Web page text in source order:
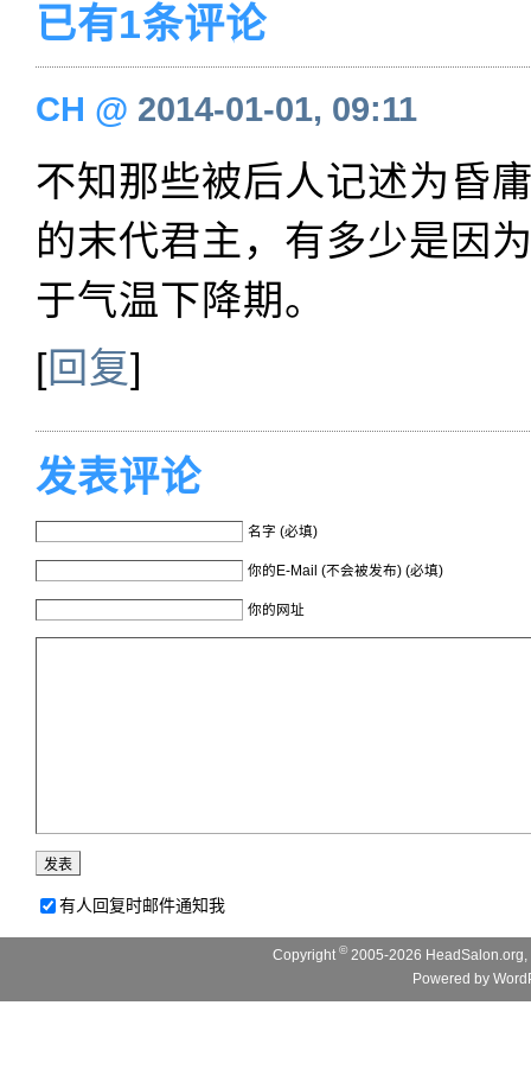
已有1条评论
CH @ 2014-01-01, 09:11
不知那些被后人记述为昏
的末代君主，有多少是因
于气温下降期。
[回复]
发表评论
名字 (必填)
你的E-Mail (不会被发布) (必填)
你的网址
有人回复时邮件通知我
Copyright© 2005-2026
Powered by